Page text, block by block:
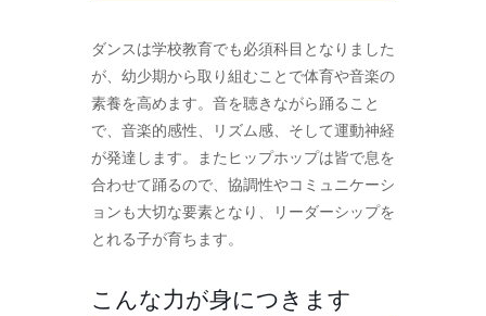
ダンスは学校教育でも必須科目となりました
が、幼少期から取り組むことで体育や音楽の
素養を高めます。音を聴きながら踊ること
で、音楽的感性、リズム感、そして運動神経
が発達します。またヒップホップは皆で息を
合わせて踊るので、協調性やコミュニケーシ
ョンも大切な要素となり、リーダーシップを
とれる子が育ちます。
こんな力が身につきます